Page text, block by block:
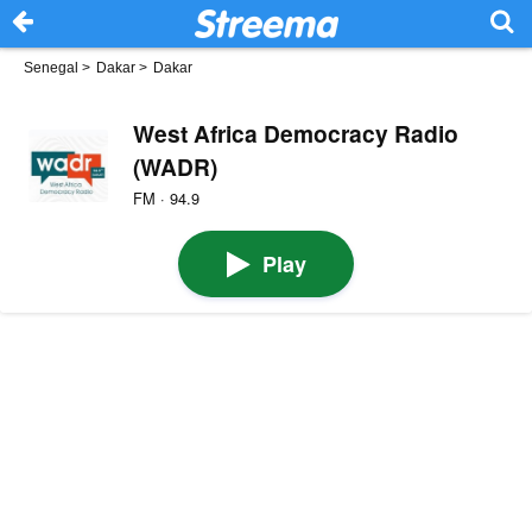
Senegal > Dakar > Dakar
West Africa Democracy Radio
(WADR)
FM · 94.9
Play